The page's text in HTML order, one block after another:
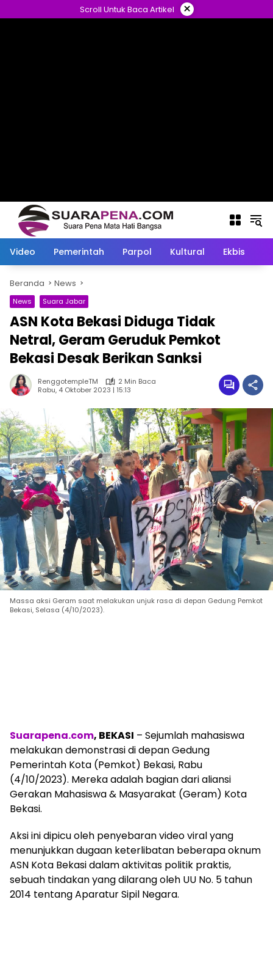
ke
Scroll Untuk Baca Artikel ×
Video Pemerintah Parpol Kultural Ekbis
Beranda News
News Suara Jabar
ASN Kota Bekasi Diduga Tidak
Netral, Geram Geruduk Pemkot
Bekasi Desak Berikan Sanksi
RenggotempleTM
2 Min Baca
Rabu, 4 Oktober 2023 | 15:13
Massa aksi Geram saat melakukan unjuk rasa di depan Gedung Pemkot
Bekasi, Selasa (4/10/2023).
Suarapena.com, BEKASI – Sejumlah mahasiswa
melakukan demonstrasi di depan Gedung
Pemerintah Kota (Pemkot) Bekasi, Rabu
(4/10/2023). Mereka adalah bagian dari aliansi
Gerakan Mahasiswa & Masyarakat (Geram) Kota
Bekasi.
Aksi ini dipicu oleh penyebaran video viral yang
menunjukkan dugaan keterlibatan beberapa oknum
ASN Kota Bekasi dalam aktivitas politik praktis,
sebuah tindakan yang dilarang oleh UU No. 5 tahun
2014 tentang Aparatur Sipil Negara.